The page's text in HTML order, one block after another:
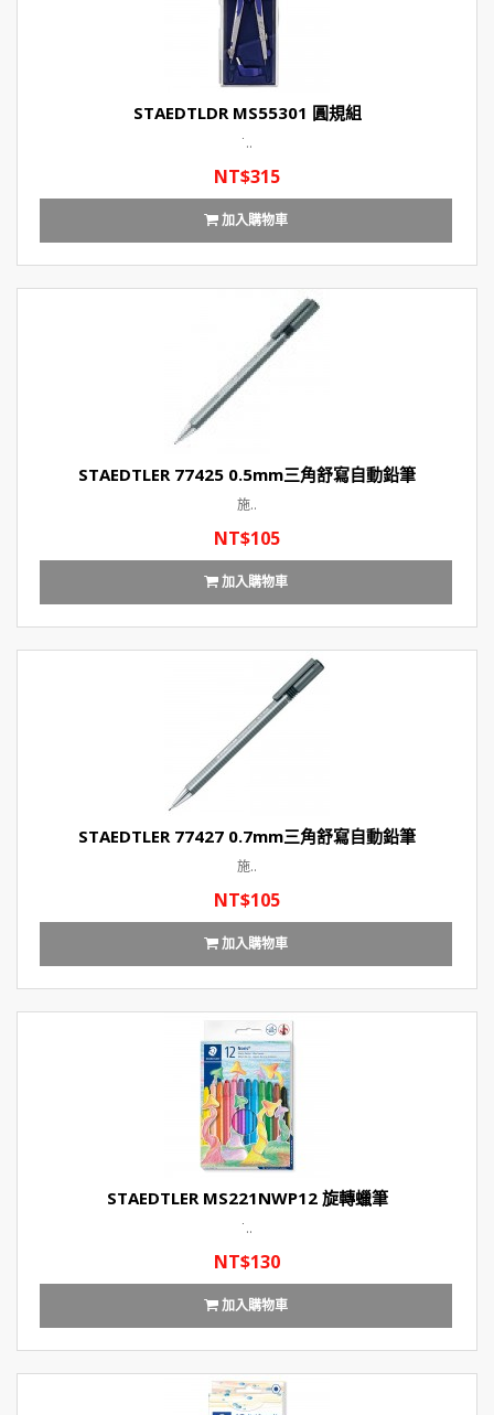
STAEDTLDR MS55301 圓規組
˙..
NT$315
加入購物車
STAEDTLER 77425 0.5mm三角舒寫自動鉛筆
施..
NT$105
加入購物車
STAEDTLER 77427 0.7mm三角舒寫自動鉛筆
施..
NT$105
加入購物車
STAEDTLER MS221NWP12 旋轉蠟筆
˙..
NT$130
加入購物車